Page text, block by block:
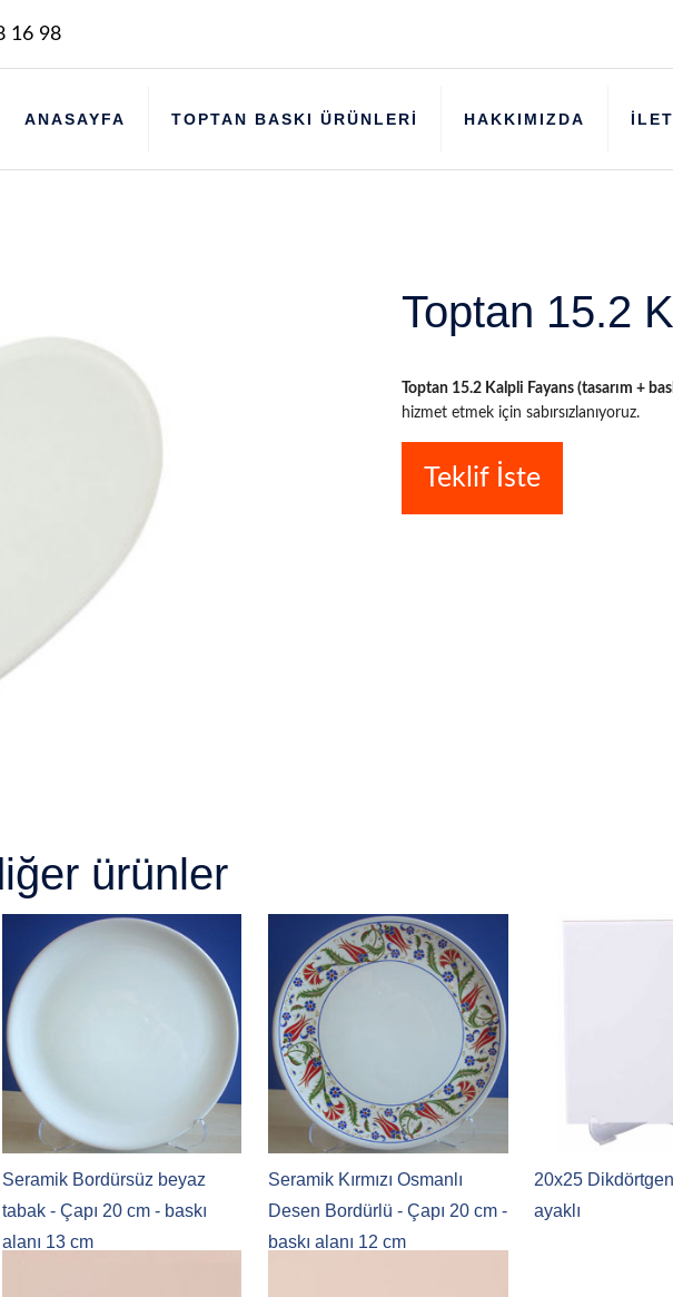
16 98
ANASAYFA TOPTAN BASKI ÜRÜNLERİ HAKKIMIZDA
Toptan 15.2
Toptan 15.2 Kalpli Fayans (tasarım +
hizmet etmek için sabırsızlanıyoruz.
Teklif İste
ürünler
Seramik Bordürsüz beyaz
tabak - Çapı 20 cm - baskı
alanı 13 cm
Seramik Kırmızı Osmanlı
Desen Bordürlü - Çapı 20 cm -
baskı alanı 12 cm
20x25
ayaklı